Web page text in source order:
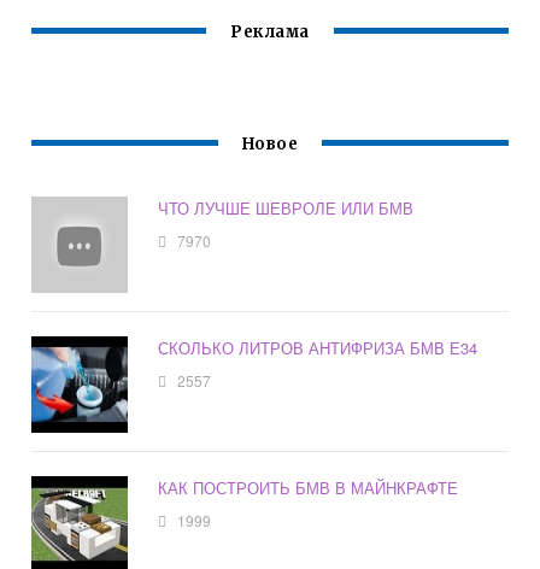
Реклама
Новое
ЧТО ЛУЧШЕ ШЕВРОЛЕ ИЛИ БМВ
7970
СКОЛЬКО ЛИТРОВ АНТИФРИЗА БМВ Е34
2557
КАК ПОСТРОИТЬ БМВ В МАЙНКРАФТЕ
1999